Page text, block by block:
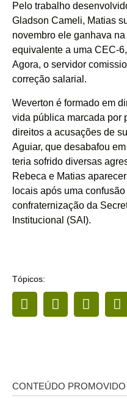
Pelo trabalho
Gladson Cameli, Matias
novembro ele ganhava
equivalente a uma CEC-
Agora, o servidor
correção salarial.
Weverton é formado em
vida pública marcada por
direitos a acusações de
Aguiar, que desabafou
teria sofrido diversas
Rebeca e Matias
locais após uma
confraternização da
Institucional (SAI).
Tópicos: